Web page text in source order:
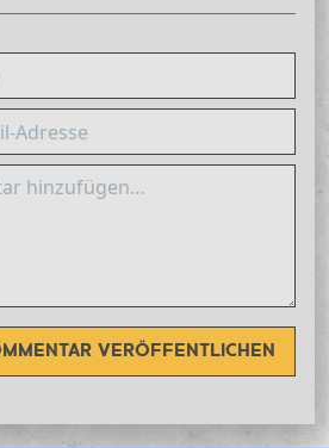
VERÖFFENTLICHEN